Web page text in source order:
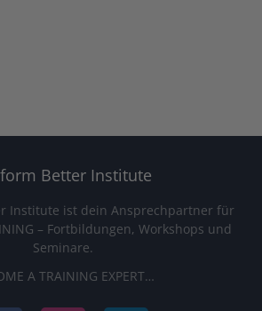
Better Institute
Institute ist dein Ansprechpartner für
– Fortbildungen, Workshops und
Seminare.
A TRAINING EXPERT…